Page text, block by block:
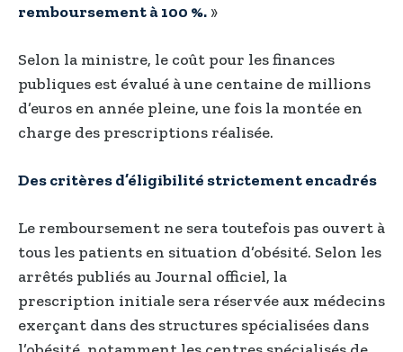
remboursement à 100 %. »
Selon la ministre, le coût pour les finances
publiques est évalué à une centaine de millions
d’euros en année pleine, une fois la montée en
charge des prescriptions réalisée.
Des critères d’éligibilité strictement encadrés
Le remboursement ne sera toutefois pas ouvert à
tous les patients en situation d’obésité. Selon les
arrêtés publiés au Journal officiel, la
prescription initiale sera réservée aux médecins
exerçant dans des structures spécialisées dans